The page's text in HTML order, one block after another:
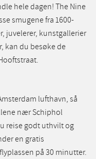
hele dagen! The Nine
smugene fra 1600-
juvelerer, kunstgallerier
kan du besøke de
lufthavn, så
nær Schiphol
reise godt uthvilt og
en gratis
på 30 minutter.